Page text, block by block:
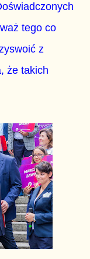
tego co
z
że takich